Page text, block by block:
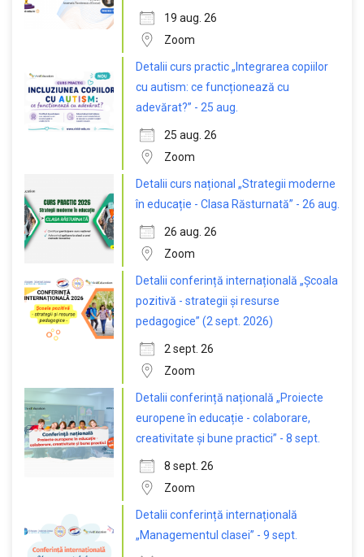
19 aug. 26
Zoom
Detalii curs practic „Integrarea copiilor
cu autism: ce funcționează cu
adevărat?” - 25 aug.
25 aug. 26
Zoom
Detalii curs național „Strategii moderne
în educație - Clasa Răsturnată” - 26 aug.
26 aug. 26
Zoom
Detalii conferință internațională „Școala
pozitivă - strategii și resurse
pedagogice” (2 sept. 2026)
2 sept. 26
Zoom
Detalii conferință națională „Proiecte
europene în educație - colaborare,
creativitate și bune practici” - 8 sept.
8 sept. 26
Zoom
Detalii conferință internațională
„Managementul clasei” - 9 sept.